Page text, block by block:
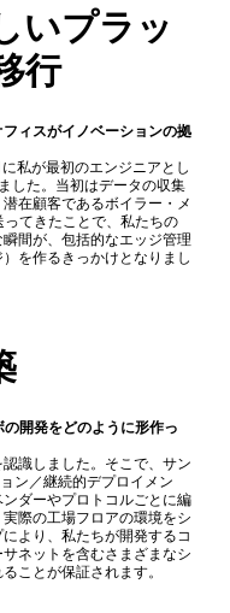
いプラッ
行
ィスがイノベーションの拠
私が最初のエンジニアとし
した。当初はデータの収集
在顧客であるボイラー・メ
ってきたことで、私たちの
間が、包括的なエッジ管理
を作るきっかけとなりまし
開発をどのように形作っ
識しました。そこで、サン
ン／継続的デプロイメン
ダーやプロトコルごとに編
際の工場フロアの環境をシ
より、私たちが開発するコ
ネットを含むさまざまなシ
ことが保証されます。